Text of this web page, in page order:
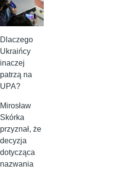
Dlaczego
Ukraińcy
inaczej
patrzą na
UPA?
Mirosław
Skórka
przyznał, że
decyzja
dotycząca
nazwania